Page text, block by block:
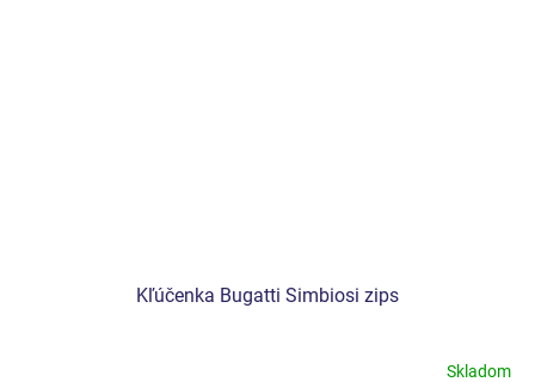
Kľúčenka Bugatti Simbiosi zips
Skladom